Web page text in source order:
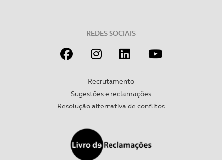
REDES SOCIAIS
Recrutamento
Sugestões e reclamações
Resolução alternativa de conflitos